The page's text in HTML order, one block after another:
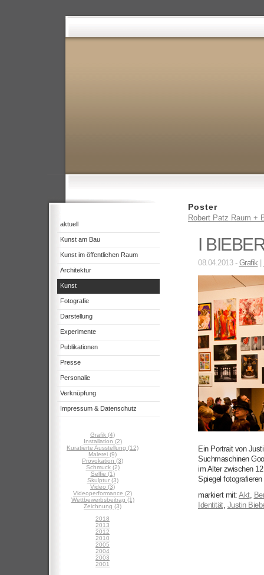
aktuell
Kunst am Bau
Kunst im öffentlichen Raum
Architektur
Kunst
Fotografie
Darstellung
Experimente
Publikationen
Presse
Personalie
Verknüpfung
Impressum & Datenschutz
Grafik (4)
Installation (2)
Kuratierte Ausstellung (12)
Malerei (9)
Provokation (3)
Schmuck (2)
Selfie (1)
Skulptur (3)
Video (3)
Videoperformance (2)
Wettbewerbsbeitrag (1)
Zeichnung (3)
2018
2013
2012
2010
2005
2004
2003
2001
Poster
Robert Patz Raum +
I
08.04.2013 - Grafik
Ein Portrait von
Suchmaschinen
im Alter zwischen
Spiegel
markiert mit: Akt,
Identität, Justin